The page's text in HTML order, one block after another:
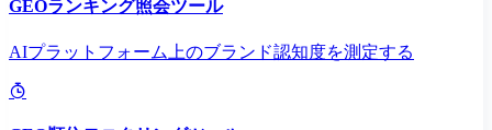
GEOランキング照会ツール
AIプラットフォーム上のブランド認知度を測定する